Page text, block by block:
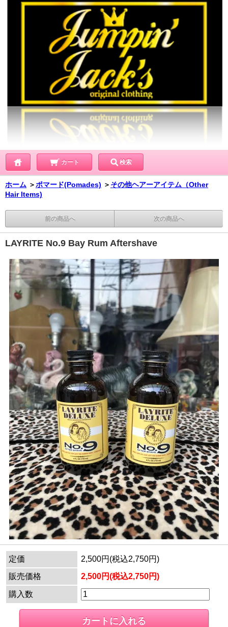
カート 検索
ホーム ＞ポマード(Pomades) ＞ その他ヘアーアイテム（Other
Hair Items)
前の商品へ 次の商品へ
LAYRITE No.9 Bay Rum Aftershave
定価
2,500円(税込2,750円)
販売価格
2,500円(税込2,750円)
購入数